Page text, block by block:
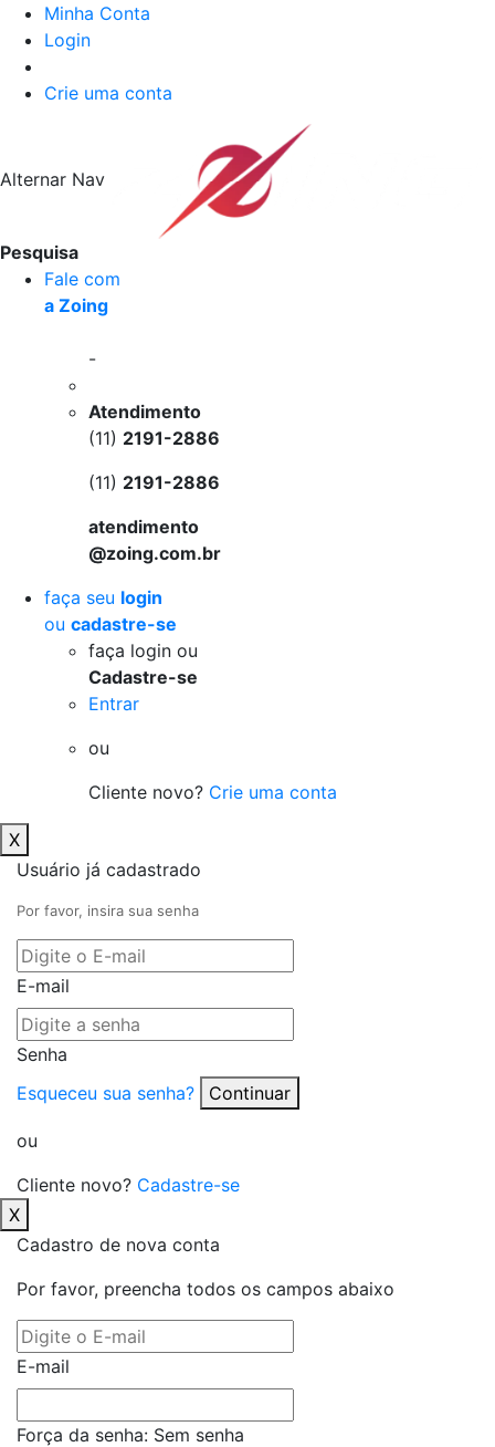
Minha Conta
Login
Crie uma conta
Alternar Nav
Pesquisa
Fale com
a Zoing
-
Atendimento
(11) 2191-2886
(11) 2191-2886
atendimento
@zoing.com.br
faça seu login
ou cadastre-se
faça login ou
Cadastre-se
Entrar
ou
Cliente novo? Crie uma conta
X
Usuário já cadastrado
Por favor, insira sua senha
E-mail
Senha
Esqueceu sua senha?
Continuar
ou
Cliente novo? Cadastre-se
X
Cadastro de nova conta
Por favor, preencha todos os campos abaixo
E-mail
Força da senha: Sem senha